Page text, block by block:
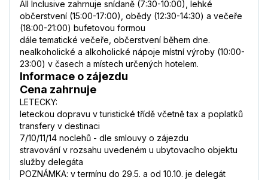
All Inclusive zahrnuje snídaně (7:30-10:00), lehké
občerstvení (15:00-17:00), obědy (12:30-14:30) a večeře
(18:00-21:00) bufetovou formou
dále tematické večeře, občerstvení během dne.
nealkoholické a alkoholické nápoje místní výroby (10:00-
23:00) v časech a místech určených hotelem.
Informace o zájezdu
Cena zahrnuje
LETECKY:
leteckou dopravu v turistické třídě včetně tax a poplatků
transfery v destinaci
7/10/11/14 noclehů - dle smlouvy o zájezdu
stravování v rozsahu uvedeném u ubytovacího objektu
služby delegáta
POZNÁMKA: v termínu do 29.5. a od 10.10. je delegát